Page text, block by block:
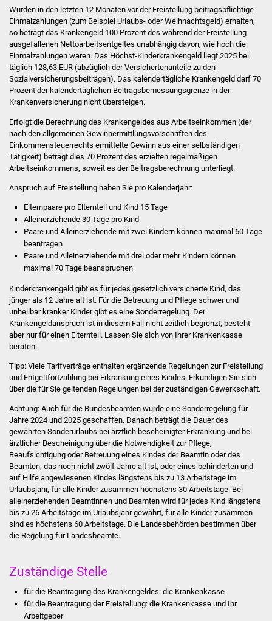
FNP / Bebauungspläne
Wahlen
Stadtinfo
Jubiläumsjahr 2021
Partnerstädte
Projekte
Schulentwicklung Bizet
Sanierung Bizethalle
Presse
Bürger & Service
Was erledige ich wo
Dienstleistungen
Lebenslagen
Formulare
Bürgerinfos
Bildung
Kolping-Musikschule
Wurden in den letzten 12 Monaten vor der Freistellung beitragspflichtige
Einmalzahlungen (zum Beispiel Urlaubs- oder Weihnachtsgeld) erhalten,
so beträgt das Krankengeld 100 Prozent des während der Freistellung
ausgefallenen Nettoarbeitsentgeltes unabhängig davon, wie hoch die
Einmalzahlungen waren. Das Höchst-Kinderkrankengeld liegt 2025 bei
täglich 128,63 EUR (abzüglich der Versichertenanteile zu den
Sozialversicherungsbeiträgen). Das kalendertägliche Krankengeld darf 70
Prozent der kalendertäglichen Beitragsbemessungsgrenze in der
Krankenversicherung nicht übersteigen.
Erfolgt die Berechnung des Krankengeldes aus Arbeitseinkommen (der
nach den allgemeinen Gewinnermittlungsvorschriften des
Einkommensteuerrechts ermittelte Gewinn aus einer selbständigen
Tätigkeit) beträgt dies 70 Prozent des erzielten regelmäßigen
Arbeitseinkommens, soweit es der Beitragsberechnung unterliegt.
Anspruch auf Freistellung haben Sie pro Kalenderjahr:
Elternpaare pro Elternteil und Kind 15 Tage
Alleinerziehende 30 Tage pro Kind
Paare und Alleinerziehende mit zwei Kindern können maximal 60 Tage
beantragen
Paare und Alleinerziehende mit drei oder mehr Kindern können
maximal 70 Tage beanspruchen
Kinderkrankengeld gibt es für jedes gesetzlich versicherte Kind, das
jünger als 12 Jahre alt ist. Für die Betreuung und Pflege schwer und
unheilbar kranker Kinder gibt es eine Sonderregelung. Der
Krankengeldanspruch ist in diesem Fall nicht zeitlich begrenzt, besteht
aber nur für einen Elternteil. Lassen Sie sich von Ihrer Krankenkasse
beraten.
Tipp:Viele Tarifverträge enthalten ergänzende Regelungen zur Freistellung
und Entgeltfortzahlung bei Erkrankung eines Kindes. Erkundigen Sie sich
über die für Sie geltenden Regelungen bei der zuständigen Gewerkschaft.
Achtung: Auch für die Bundesbeamten wurde eine Sonderregelung für
Jahre 2024 und 2025 geschaffen. Danach beträgt die Dauer des
gewährten Sonderurlaubs bei ärztlich bescheinigter Erkrankung und bei
ärztlicher Bescheinigung über die Notwendigkeit zur Pflege,
Beaufsichtigung oder Betreuung eines Kindes der Beamtin oder des
Beamten, das noch nicht zwölf Jahre alt ist, oder eines behinderten und
auf Hilfe angewiesenen Kindes längstens bis zu 13 Arbeitstage im
Urlaubsjahr, für alle Kinder zusammen höchstens 30 Arbeitstage. Bei
alleinerziehenden Beamtinnen und Beamten wird für jedes Kind längstens
bis zu 26 Arbeitstage im Urlaubsjahr gewährt, für alle Kinder zusammen
sind es höchstens 60 Arbeitstage. Die Landesbehörden bestimmen über
die Regelung für Landesbeamte.
Zuständige Stelle
für die Beantragung des Krankengeldes: die Krankenkasse
für die Beantragung der Freistellung: die Krankenkasse und Ihr
Arbeitgeber